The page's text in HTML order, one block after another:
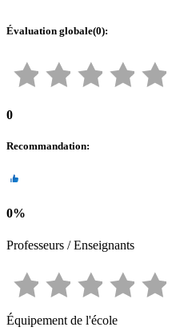
Évaluation globale(0):
0
Recommandation:
0%
Professeurs / Enseignants
Équipement de l'école